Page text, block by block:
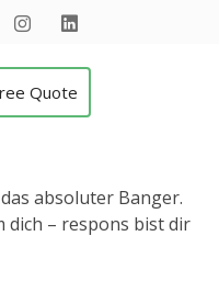
Quote
absoluter Banger.
dich – respons bist dir